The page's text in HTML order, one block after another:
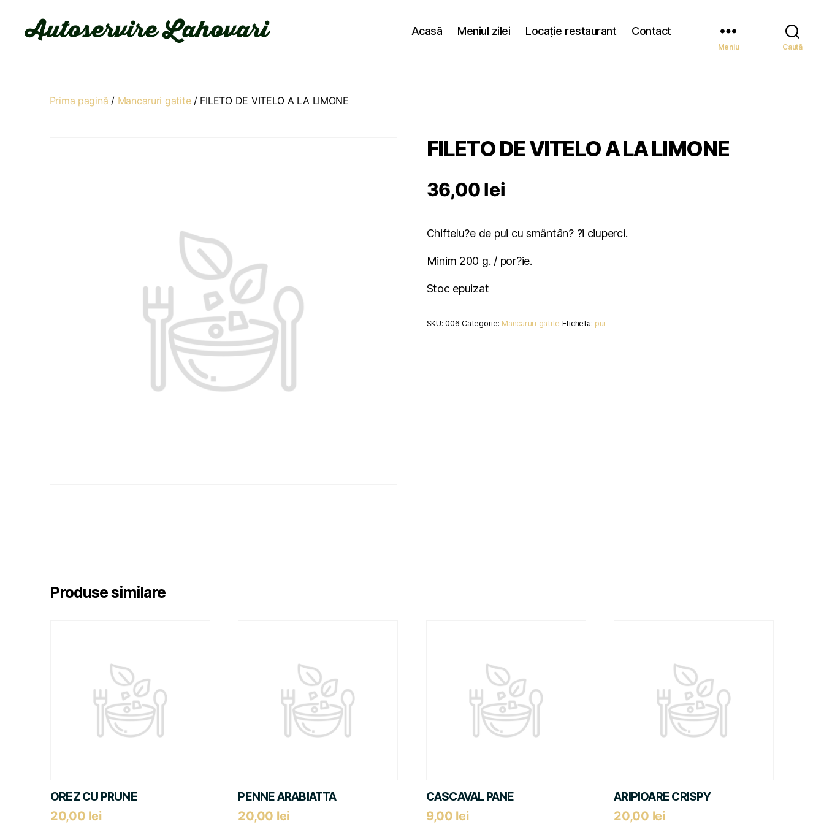
Acasă Meniul zilei Locație restaurant Contact
Meniu Caută
Prima pagină / Mancaruri gatite/ FILETO DE VITELO A LA LIMONE
FILETO DE VITELO A LA LIMONE
36,00lei
Chiftelu?e de pui cu smântân? ?i ciuperci.
Minim 200 g. / por?ie.
Stoc epuizat
SKU:006 Categorie: Mancaruri gatite Etichetă: pui
Produse similare
OREZ CU PRUNE
20,00 lei
PENNE ARABIATTA
20,00 lei
CASCAVAL PANE
9,00 lei
ARIPIOARE CRISPY
20,00 lei